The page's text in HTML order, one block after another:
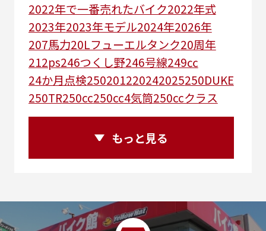
2022年で一番売れたバイク2022年式
2023年2023年モデル2024年2026年
207馬力20Lフューエルタンク20周年
212ps246つくし野246号線249㏄
24か月点検250201220242025250DUKE
250TR250cc250cc4気筒250ccクラス
250ccスーパースポーツ250アメリカン
250ｃｃアドベンチャー250ｃｃツアラー
2年保証付き2月29日まで2本2気筒
2気筒エンジン2級ボイラー技士2輪
もっと見る